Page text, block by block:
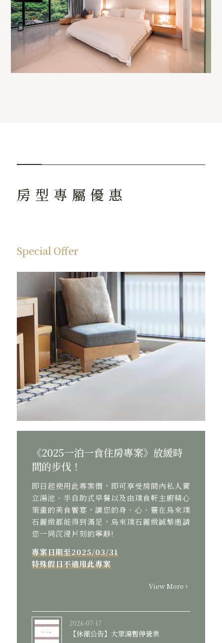
房 型 專 屬 優 惠
Special Offer
《2025一泊一食住房專案》放緩時
間的步伐！
即日起使用此專案價，即可享受房間內私人獨
立湯池、半自助式早餐以及由璞食軒主廚精心
策畫的美食饗宴，讓您的身、心、靈在烏來璞
石麗緻都能得到滿足，烏來璞石麗緻誠摯邀請
您一同沉浸片刻的寧靜!
專案日期至2025/03/31
特殊假日不適用此專案
View More
2026-07-17
【休館公告】大眾湯暫停營業